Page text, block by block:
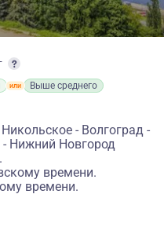
Выше среднего
- Волгоград -
- Нижний Новгород
времени.
времени.